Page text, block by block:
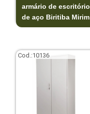
armário de escritório
de aço Biritiba Mirim
Cod.:10136